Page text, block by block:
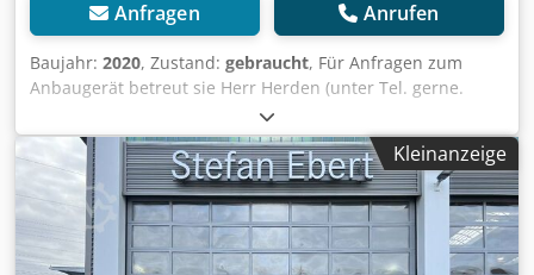
Anfragen Anrufen
Baujahr: 2020, Zustand: gebraucht, Für Anfragen zum
Anbaugerät betreut sie Herr Herden (unter Tel. gerne.
Westtech Woodcracker C250 / Tiltator / MS10 / sofort
verfügbar / Baujahr: 2020 Preis: 16.890,00 € netto /
20.099,10 € brutto - Schneiddurchmesser Weichholz (mm):
300 - Schneiddurchmesser Hartholz (mm): 280 -
Greiferöffnung (mm): 930 - Scherenöffnung (mm): 450 -
Eigengewicht (Basis – Vollausstattung) (kg): 580-970 -
Empfohlene Literleistung (l/min.): 50-100 - Empfohlene
Kleinanzeige